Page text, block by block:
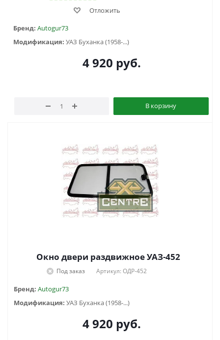
Отложить
Бренд: Autogur73
Модификация: УАЗ Буханка (1958-...)
4 920 руб.
В корзину
Окно двери раздвижное УАЗ-452
Под заказ Артикул: ОДР-452
Бренд: Autogur73
Модификация: УАЗ Буханка (1958-...)
4 920 руб.